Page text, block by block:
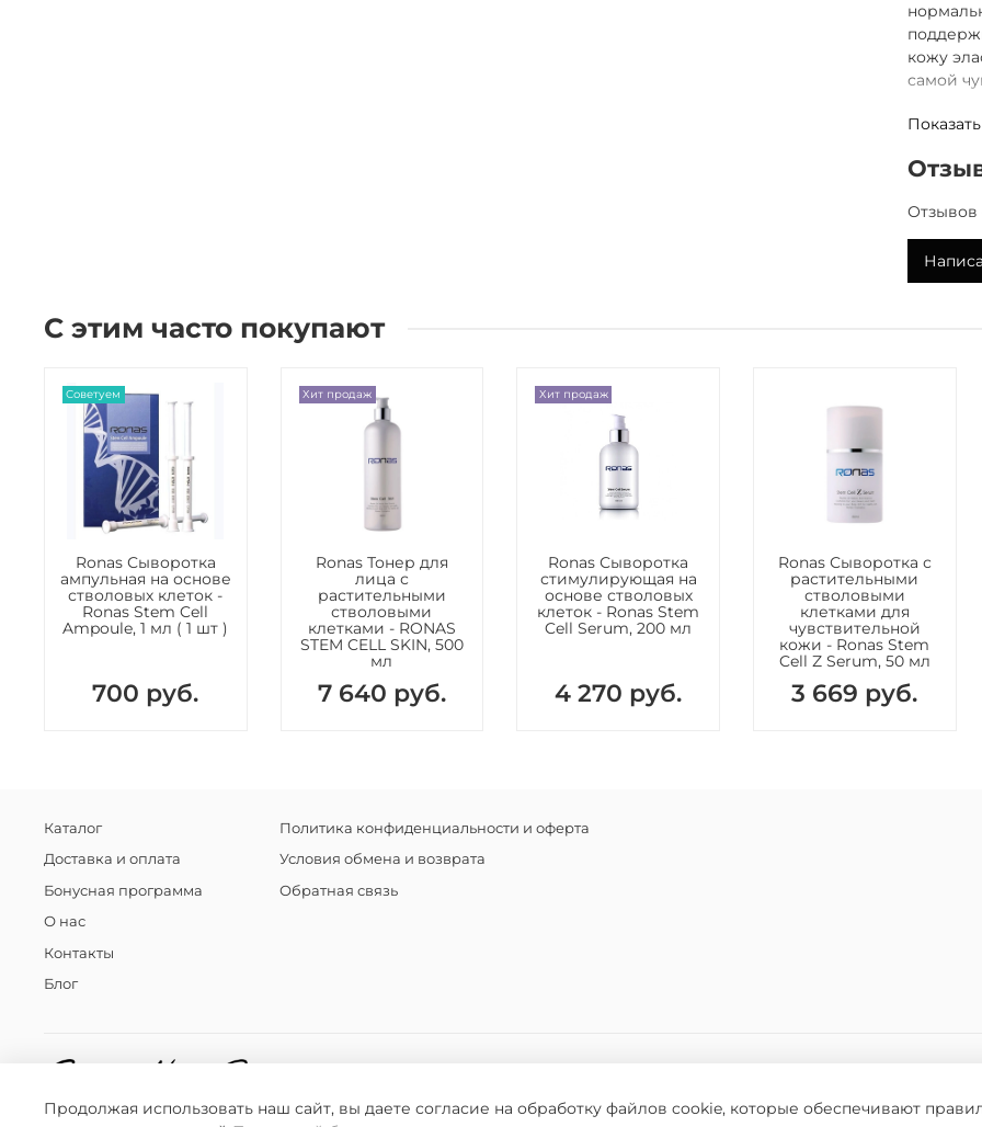
кожу
самой
/
функция
клеток
клеток
Отзывов
С этим часто покупают
Советуем
Ronas Сыворотка
ампульная на основе
стволовых клеток -
Ronas Stem Cell
Ampoule, 1 мл ( 1 шт )
700 руб.
Хит продаж
Ronas Тонер для
лица с
растительными
стволовыми
клетками - RONAS
STEM CELL SKIN, 500
мл
7 640 руб.
Хит продаж
Ronas Сыворотка
стимулирующая на
основе стволовых
клеток - Ronas Stem
Cell Serum, 200 мл
4 270 руб.
Ronas Сыворотка с
растительными
стволовыми
клетками для
чувствительной
кожи - Ronas Stem
Cell Z Serum, 50 мл
3 669 руб.
Каталог
Доставка и оплата
Бонусная программа
О нас
Контакты
Блог
Политика конфиденциальности и оферта
Условия обмена и возврата
Обратная связь
Продолжая использовать наш сайт, вы даете согласие на обработку файлов cookie, которые обеспечивают